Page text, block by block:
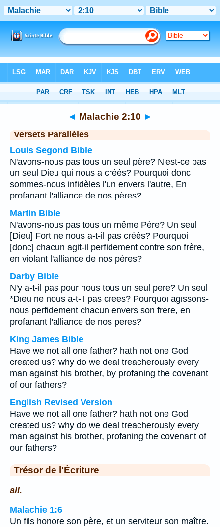
Chapitre 2 > Verset 10
◄ Malachie 2:10 ►
Versets Parallèles
Louis Segond Bible
N'avons-nous pas tous un seul père? N'est-ce pas
un seul Dieu qui nous a créés? Pourquoi donc
sommes-nous infidèles l'un envers l'autre, En
profanant l'alliance de nos pères?
Martin Bible
N'avons-nous pas tous un même Père? Un seul
[Dieu] Fort ne nous a-t-il pas créés? Pourquoi
[donc] chacun agit-il perfidement contre son frère,
en violant l'alliance de nos pères?
Darby Bible
N'y a-t-il pas pour nous tous un seul pere? Un seul
*Dieu ne nous a-t-il pas crees? Pourquoi agissons-
nous perfidement chacun envers son frere, en
profanant l'alliance de nos peres?
King James Bible
Have we not all one father? hath not one God
created us? why do we deal treacherously every
man against his brother, by profaning the covenant
of our fathers?
English Revised Version
Have we not all one father? hath not one God
created us? why do we deal treacherously every
man against his brother, profaning the covenant of
our fathers?
Trésor de l'Écriture
all.
Malachie 1:6
Un fils honore son père, et un serviteur son maître.